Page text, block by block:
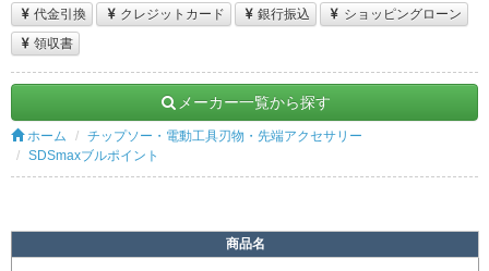
代金引換 クレジットカード 銀行振込
ショッピングローン
領収書
メーカー一覧から探す
ホーム
チップソー・電動工具刃物・先端アクセサリー
SDSmaxブルポイント
商品名